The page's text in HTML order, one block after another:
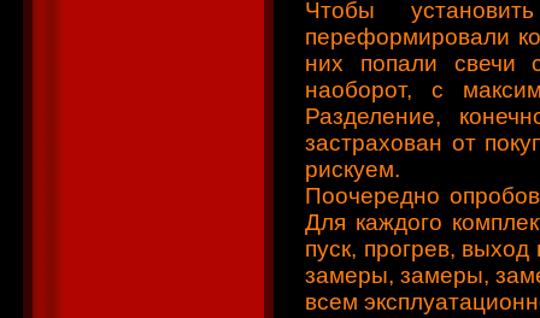
Чтобы
переформировали
них попали свечи
наоборот, с
Разделение,
застрахован от
рискуем.
Поочередно
Для каждого
пуск, прогрев,
замеры, замеры,
всем